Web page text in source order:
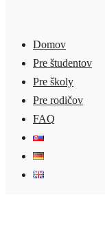
Domov
Pre študentov
Pre školy
Pre rodičov
FAQ